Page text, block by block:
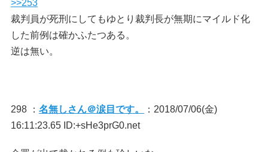
>>253
裁判員が死刑にしてもゆとり裁判長が無期にマイルド化
した前例は確かふたつある。
逆は無い。
298 ： 名無しさん＠涙目です。
：2018/07/06(金)
16:11:23.65 ID:+sHe3prG0.net